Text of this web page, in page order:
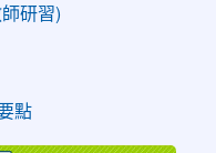
研習)
點